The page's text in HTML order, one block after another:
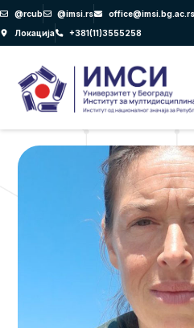
Пређи
на
садржај
@rcub @imsi.rs
office@imsi.bg.ac.rs
Локација
+381(11)3555258